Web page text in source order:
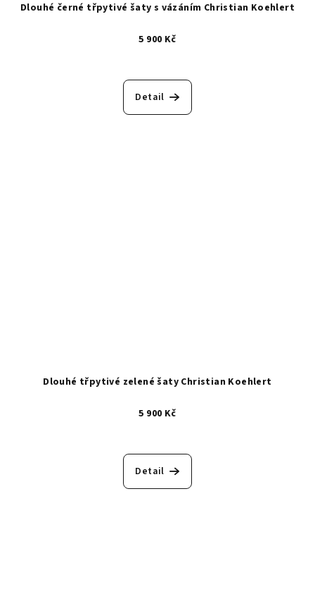
Dlouhé černé třpytivé šaty s vázáním Christian Koehlert
5 900 Kč
Detail
Dlouhé třpytivé zelené šaty Christian Koehlert
5 900 Kč
Detail